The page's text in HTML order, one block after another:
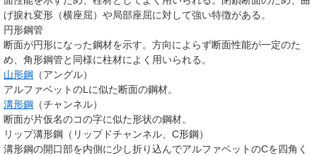
げ捩れ変形（横座屈）や局部座屈に対して強い特徴がある。
円形鋼管
断面が円形になった鋼材を示す。方向によらず断面性能が一定のた
め、角形鋼管と同様に柱材によく用いられる。
山形鋼 （アングル）
アルファベットのLに似た断面の鋼材。
溝形鋼 （チャンネル）
断面が片仮名のコの字に似た形状の鋼材。
リップ溝形鋼（リップドチャンネル、C形鋼）
溝形鋼の開口部を内側に少し折り込んでアルファベットのCを四角く